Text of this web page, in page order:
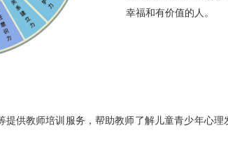
幸福和有价值的人。
供教师培训服务，帮助教师了解儿童青少年心